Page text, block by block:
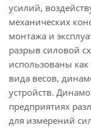
усилий,
механических
монтажа и
разрыв силовой
использованы
вида весов,
устройств.
предприятиях
для измерений